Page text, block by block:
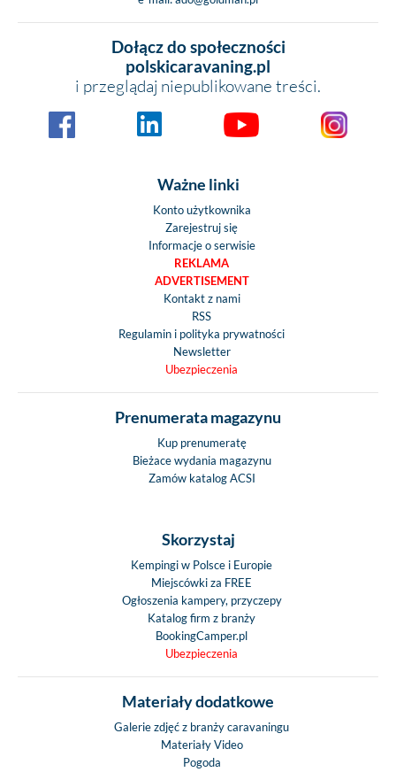
Dołącz do społeczności
polskicaravaning.pl
i przeglądaj niepublikowane treści.
Ważne linki
Konto użytkownika
Zarejestruj się
Informacje o serwisie
REKLAMA
ADVERTISEMENT
Kontakt z nami
RSS
Regulamin i polityka prywatności
Newsletter
Ubezpieczenia
Prenumerata magazynu
Kup prenumeratę
Bieżace wydania magazynu
Zamów katalog ACSI
Skorzystaj
Kempingi w Polsce i Europie
Miejscówki za FREE
Ogłoszenia kampery, przyczepy
Katalog firm z branży
BookingCamper.pl
Ubezpieczenia
Materiały dodatkowe
Galerie zdjęć z branży caravaningu
Materiały Video
Pogoda